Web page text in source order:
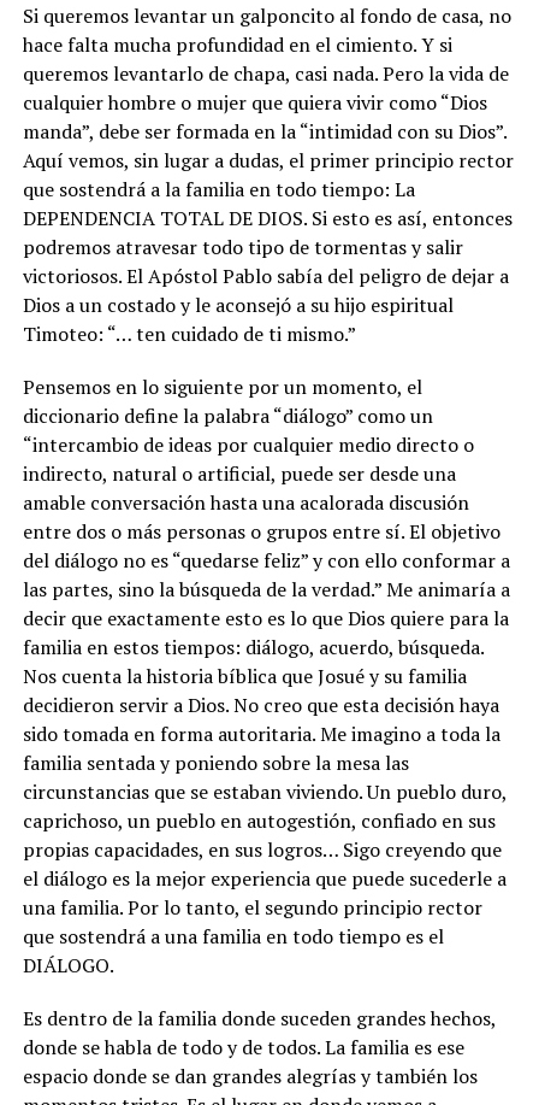
Si queremos levantar un galponcito al fondo de casa, no
hace falta mucha profundidad en el cimiento. Y si
queremos levantarlo de chapa, casi nada. Pero la vida de
cualquier hombre o mujer que quiera vivir como “Dios
manda”, debe ser formada en la “intimidad con su Dios”.
Aquí vemos, sin lugar a dudas, el primer principio rector
que sostendrá a la familia en todo tiempo: La
DEPENDENCIA TOTAL DE DIOS. Si esto es así, entonces
podremos atravesar todo tipo de tormentas y salir
victoriosos. El Apóstol Pablo sabía del peligro de dejar a
Dios a un costado y le aconsejó a su hijo espiritual
Timoteo: “… ten cuidado de ti mismo.”
Pensemos en lo siguiente por un momento, el
diccionario define la palabra “diálogo” como un
“intercambio de ideas por cualquier medio directo o
indirecto, natural o artificial, puede ser desde una
amable conversación hasta una acalorada discusión
entre dos o más personas o grupos entre sí. El objetivo
del diálogo no es “quedarse feliz” y con ello conformar a
las partes, sino la búsqueda de la verdad.” Me animaría a
decir que exactamente esto es lo que Dios quiere para la
familia en estos tiempos: diálogo, acuerdo, búsqueda.
Nos cuenta la historia bíblica que Josué y su familia
decidieron servir a Dios. No creo que esta decisión haya
sido tomada en forma autoritaria. Me imagino a toda la
familia sentada y poniendo sobre la mesa las
circunstancias que se estaban viviendo. Un pueblo duro,
caprichoso, un pueblo en autogestión, confiado en sus
propias capacidades, en sus logros… Sigo creyendo que
el diálogo es la mejor experiencia que puede sucederle a
una familia. Por lo tanto, el segundo principio rector
que sostendrá a una familia en todo tiempo es el
DIÁLOGO.
Es dentro de la familia donde suceden grandes hechos,
donde se habla de todo y de todos. La familia es ese
espacio donde se dan grandes alegrías y también los